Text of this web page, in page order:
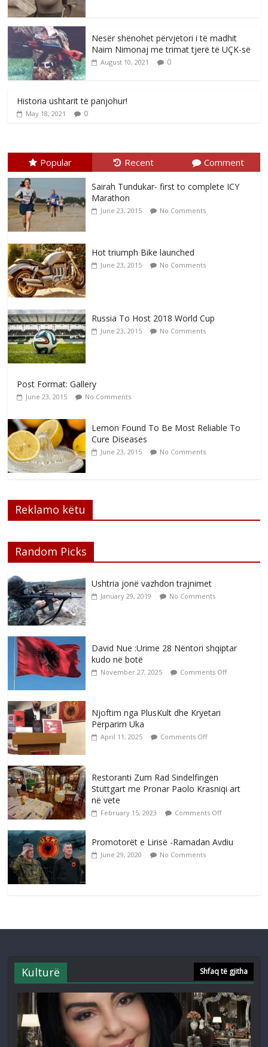
Nesër shënohet përvjetori i të madhit
Naim Nimonaj me trimat tjerë të UÇK-së
August 10, 2021 0
Historia ushtarit të panjohur!
May 18, 2021 0
Popular Recent Comment
Sairah Tundukar- first to complete ICY
Marathon
June 23, 2015 No Comments
Hot triumph Bike launched
June 23, 2015 No Comments
Russia To Host 2018 World Cup
June 23, 2015 No Comments
Post Format: Gallery
June 23, 2015 No Comments
Lemon Found To Be Most Reliable To
Cure Diseases
June 23, 2015 No Comments
Reklamo këtu
Random Picks
Ushtria jonë vazhdon trajnimet
January 29, 2019 No Comments
David Nue :Urime 28 Nëntori shqiptar
kudo në botë
November 27, 2025 Comments Off
Njoftim nga PlusKult dhe Kryetari
Përparim Uka
April 11, 2025 Comments Off
Restoranti Zum Rad Sindelfingen
Stuttgart me Pronar Paolo Krasniqi art
në vete
February 15, 2023 Comments Off
Promotorët e Lirisë -Ramadan Avdiu
June 29, 2020 No Comments
Kulturë Shfaq të gjitha